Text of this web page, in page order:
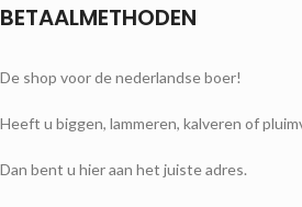
BETAALMETHODEN
De shop voor de nederlandse boer!
Heeft u biggen, lammeren, kalveren of
Dan bent u hier aan het juiste adres.